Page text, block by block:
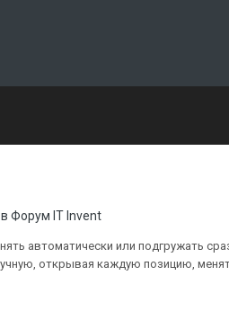
Форум IT Invent
автоматически или подгружать
открывая каждую позицию,